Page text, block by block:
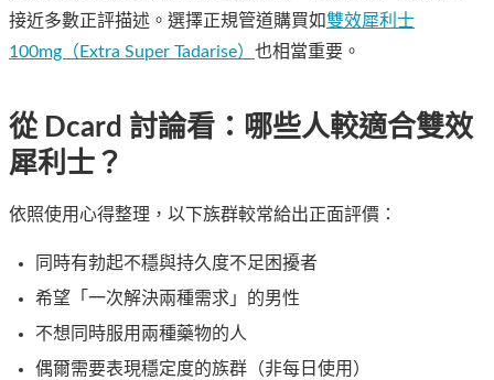
接近多數正評描述。選擇正規管道購買如雙效犀利士
100mg（Extra Super Tadarise） 也相當重要。
從 Dcard 討論看：哪些人較適合雙效
犀利士？
依照使用心得整理，以下族群較常給出正面評價：
同時有勃起不穩與持久度不足困擾者
希望「一次解決兩種需求」的男性
不想同時服用兩種藥物的人
偶爾需要表現穩定度的族群（非每日使用）